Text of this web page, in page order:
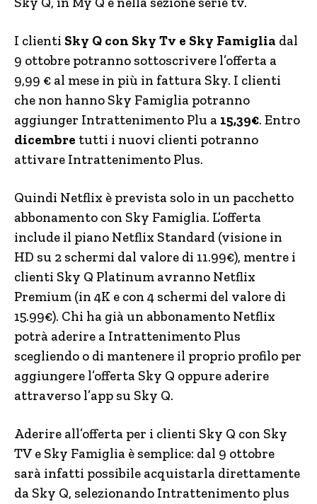
I clienti Sky Q con Sky Tv e Sky Famiglia dal
9 ottobre potranno sottoscrivere l’offerta a
9,99 € al mese in più in fattura Sky. I clienti
che non hanno Sky Famiglia potranno
aggiunger Intrattenimento Plu a 15,39€. Entro
dicembre tutti i nuovi clienti potranno
attivare Intrattenimento Plus.
Quindi Netflix è prevista solo in un pacchetto
abbonamento con Sky Famiglia. L’offerta
include il piano Netflix Standard (visione in
HD su 2 schermi dal valore di 11.99€), mentre i
clienti Sky Q Platinum avranno Netflix
Premium (in 4K e con 4 schermi del valore di
15.99€). Chi ha già un abbonamento Netflix
potrà aderire a Intrattenimento Plus
scegliendo o di mantenere il proprio profilo per
aggiungere l’offerta Sky Q oppure aderire
attraverso l’app su Sky Q.
Aderire all’offerta per i clienti Sky Q con Sky
TV e Sky Famiglia è semplice: dal 9 ottobre
sarà infatti possibile acquistarla direttamente
da Sky Q, selezionando Intrattenimento plus